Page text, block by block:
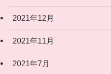
2021年12月
2021年11月
2021年7月